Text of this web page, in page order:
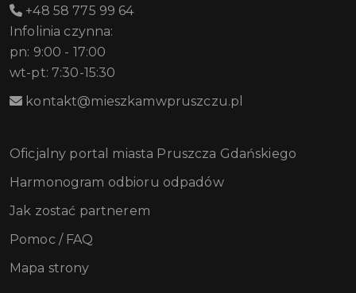
+48 58 775 99 64
Infolinia czynna:
pn: 9:00 - 17:00
wt-pt: 7:30-15:30
kontakt@mieszkamwpruszczu.pl
Oficjalny portal miasta Pruszcza Gdańskiego
Harmonogram odbioru odpadów
Jak zostać partnerem
Pomoc / FAQ
Mapa strony